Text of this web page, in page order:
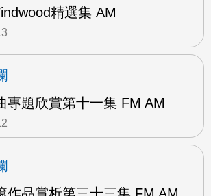
精選集 AM
專題欣賞第十一集 FM AM